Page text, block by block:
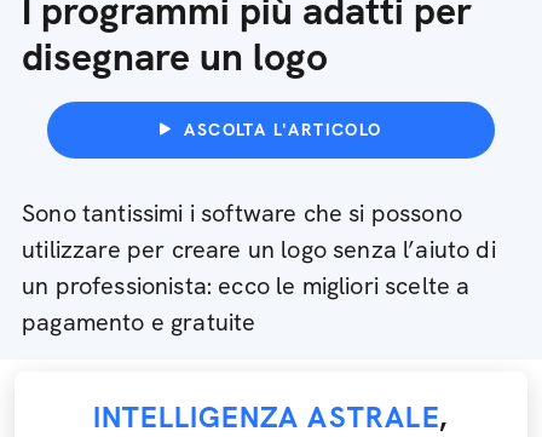
I programmi più adatti per
disegnare un logo
ASCOLTA L'ARTICOLO
Sono tantissimi i software che si possono
utilizzare per creare un logo senza l’aiuto di
un professionista: ecco le migliori scelte a
pagamento e gratuite
INTELLIGENZA ASTRALE,